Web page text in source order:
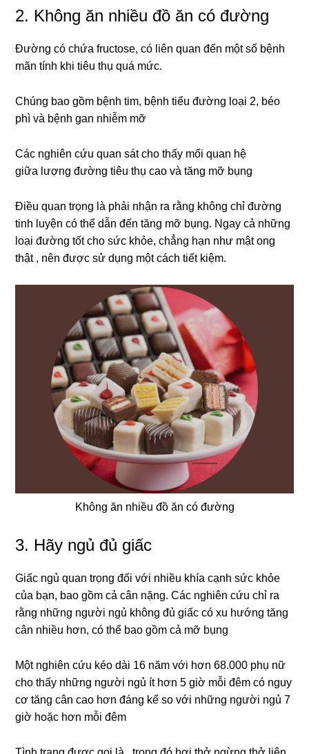
2. Không ăn nhiều đồ ăn có đường
Đường có chứa fructose, có liên quan đến một số bệnh
mãn tính khi tiêu thụ quá mức.
Chúng bao gồm bệnh tim, bệnh tiểu đường loại 2, béo
phì và bệnh gan nhiễm mỡ
Các nghiên cứu quan sát cho thấy mối quan hệ
giữa lượng đường tiêu thụ cao và tăng mỡ bụng
Điều quan trọng là phải nhận ra rằng không chỉ đường
tinh luyện có thể dẫn đến tăng mỡ bụng. Ngay cả những
loại đường tốt cho sức khỏe, chẳng hạn như mật ong
thật , nên được sử dụng một cách tiết kiệm.
Không ăn nhiều đồ ăn có đường
3. Hãy ngủ đủ giấc
Giấc ngủ quan trọng đối với nhiều khía cạnh sức khỏe
của bạn, bao gồm cả cân nặng. Các nghiên cứu chỉ ra
rằng những người ngủ không đủ giấc có xu hướng tăng
cân nhiều hơn, có thể bao gồm cả mỡ bụng
Một nghiên cứu kéo dài 16 năm với hơn 68.000 phụ nữ
cho thấy những người ngủ ít hơn 5 giờ mỗi đêm có nguy
cơ tăng cân cao hơn đáng kể so với những người ngủ 7
giờ hoặc hơn mỗi đêm